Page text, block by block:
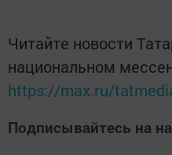
Читайте новости
национальном
https://max.ru/
Подписывайтесь на